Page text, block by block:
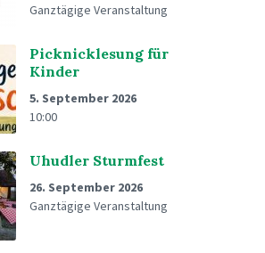
Ganztägige Veranstaltung
Picknicklesung für
Kinder
5. September 2026
10:00
Uhudler Sturmfest
26. September 2026
Ganztägige Veranstaltung